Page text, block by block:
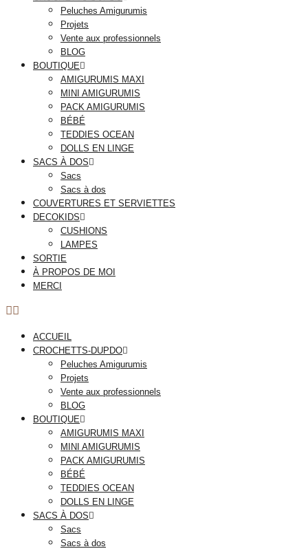
Peluches Amigurumis
Projets
Vente aux professionnels
BLOG
BOUTIQUE
AMIGURUMIS MAXI
MINI AMIGURUMIS
PACK AMIGURUMIS
BÉBÉ
TEDDIES OCEAN
DOLLS EN LINGE
SACS À DOS
Sacs
Sacs à dos
COUVERTURES ET SERVIETTES
DECOKIDS
CUSHIONS
LAMPES
SORTIE
À PROPOS DE MOI
MERCI
ACCUEIL
CROCHETTS-DUPDO
Peluches Amigurumis
Projets
Vente aux professionnels
BLOG
BOUTIQUE
AMIGURUMIS MAXI
MINI AMIGURUMIS
PACK AMIGURUMIS
BÉBÉ
TEDDIES OCEAN
DOLLS EN LINGE
SACS À DOS
Sacs
Sacs à dos